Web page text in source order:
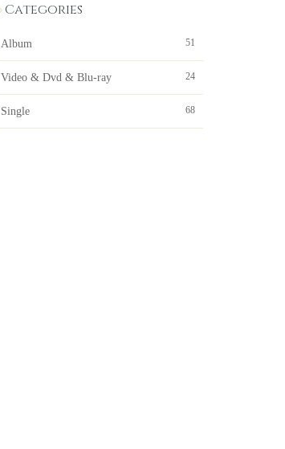
Categories
Album 51
Video & Dvd & Blu-ray 24
Single 68